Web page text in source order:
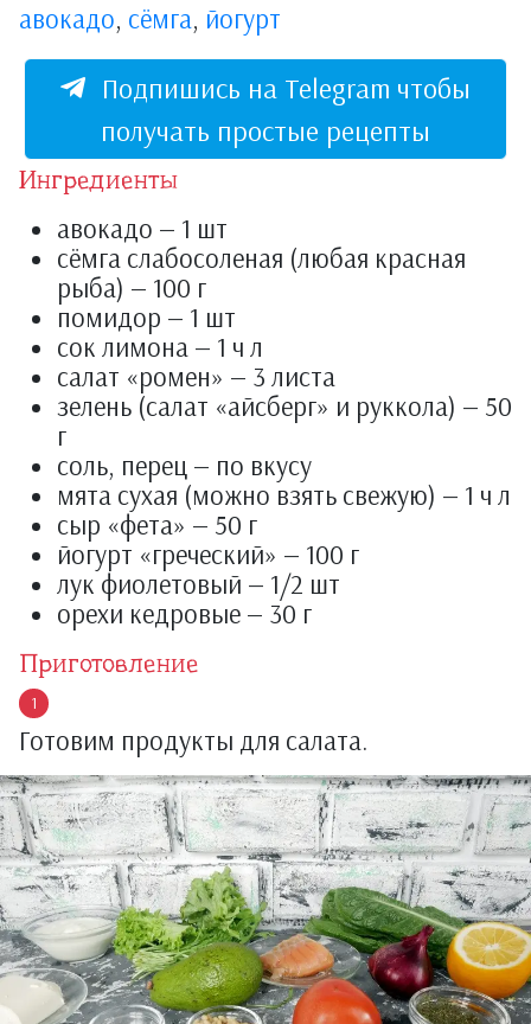
авокадо, сёмга, йогурт
Подпишись на Telegram чтобы
получать простые рецепты
Ингредиенты
авокадо — 1 шт
сёмга слабосоленая (любая красная
рыба) — 100 г
помидор — 1 шт
сок лимона — 1 ч л
салат «ромен» — 3 листа
зелень (салат «айсберг» и руккола) — 50
г
соль, перец — по вкусу
мята сухая (можно взять свежую) — 1 ч л
сыр «фета» — 50 г
йогурт «греческий» — 100 г
лук фиолетовый — 1/2 шт
орехи кедровые — 30 г
Приготовление
Готовим продукты для салата.